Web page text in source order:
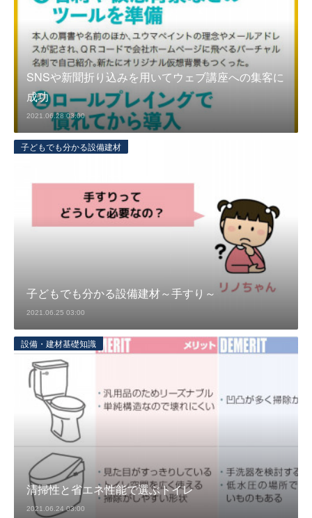
SNSや新聞折り込みを用いてウェブ講座への集客に
成功
2021.06.28 03:00
子どもでも分かる設備建材
子どもでも分かる設備建材～手すり～
2021.06.25 03:00
設備・建材基礎知識
清掃性と省エネ性能で選ぶトイレ
2021.06.24 03:00